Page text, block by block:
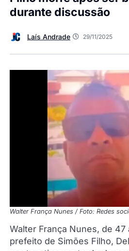
durante discussão
Laís Andrade 29/11/2025
Walter França Nunes / Foto: Redes
Walter França Nunes, de
prefeito de Simões Filho,